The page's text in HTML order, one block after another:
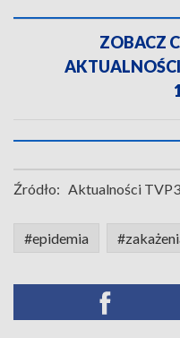
ZOBACZ
Źródło: Aktualności
#epidemia